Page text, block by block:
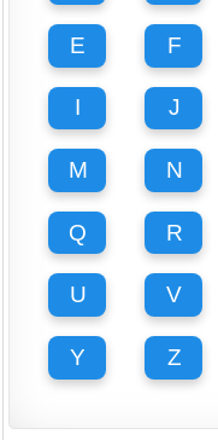
E F
I J
M N
Q R
U V
Y Z